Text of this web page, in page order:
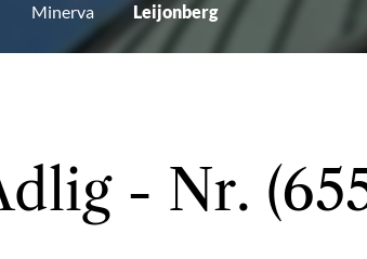
Minerva Leijonberg
- Nr.